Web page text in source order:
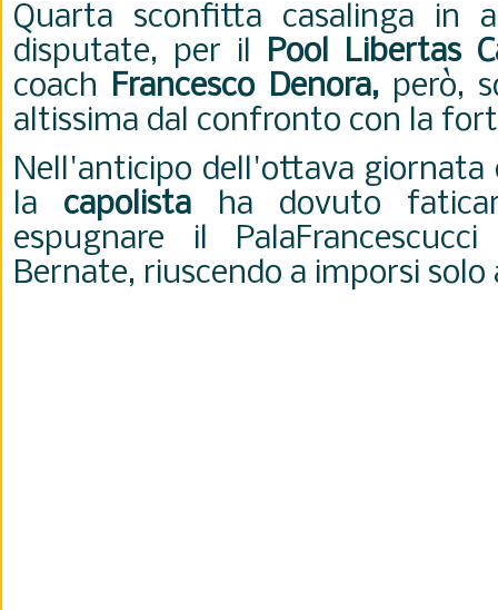
Quarta sconfitta casalinga in
disputate, per il Pool Libertas
coach Francesco Denora,però,
altissima dal confronto con la
Nell'anticipo dell'ottava
la capolista ha dovuto
espugnare il
Bernate, riuscendo a imporsi